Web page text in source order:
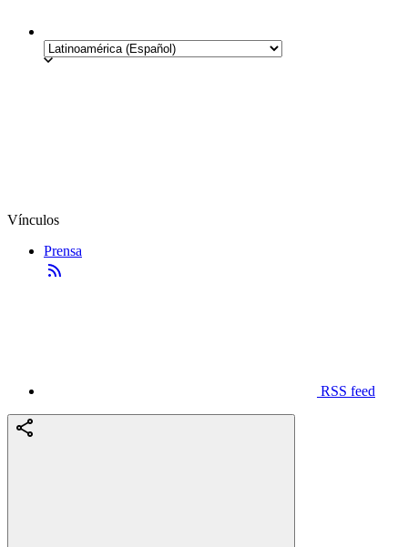
Vínculos
Prensa
RSS feed